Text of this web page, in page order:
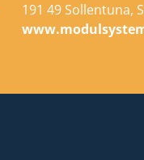
191 49 Sollentuna,